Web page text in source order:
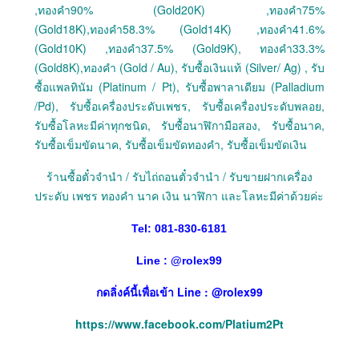
,ทองคำ90% (Gold20K) ,ทองคำ75%
(Gold18K),ทองคำ58.3% (Gold14K) ,ทองคำ41.6%
(Gold10K) ,ทองคำ37.5% (Gold9K), ทองคำ33.3%
(Gold8K),ทองคำ (Gold / Au), รับซื้อเงินแท้ (Silver/ Ag) , รับ
ซื้อแพลทินัม (Platinum / Pt), รับซื้อพาลาเดียม (Palladium
/Pd), รับซื้อเครื่องประดับเพชร, รับซื้อเครื่องประดับพลอย,
รับซื้อโลหะมีค่าทุกชนิด, รับซื้อนาฬิกามือสอง, รับซื้อนาค,
รับซื้อเข็มขัดนาค, รับซื้อเข็มขัดทองคำ, รับซื้อเข็มขัดเงิน
ร้านซื้อตั๋วจำนำ / รับไถ่ถอนตั๋วจำนำ / รับขายฝากเครื่อง
ประดับ เพชร ทองคำ นาค เงิน นาฬิกา และโลหะมีค่าด้วยค่ะ
Tel: 081-830-6181
Line : @rolex99
กดลิ่งค์นี้เพื่อเข้า Line : @rolex99
https://www.facebook.com/Platium2Pt